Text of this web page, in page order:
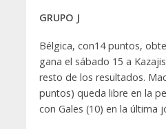
GRUPO J
Bélgica, con14 puntos,
gana el sábado 15 a
resto de los resultados.
puntos) queda libre en la
con Gales (10) en la última